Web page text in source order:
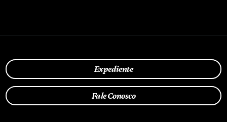
Expediente
Fale Conosco